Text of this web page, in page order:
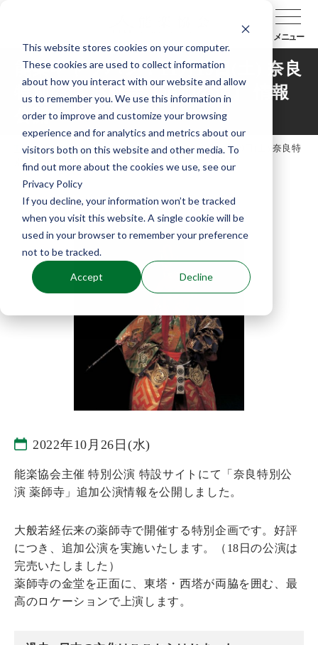
This website stores cookies on your computer.
These cookies are used to collect information
about how you interact with our website and allow
us to remember you. We use this information in
order to improve and customize your browsing
experience and for analytics and metrics about our
visitors both on this website and other media. To
find out more about the cookies we use, see our
Privacy Policy
If you decline, your information won’t be tracked
when you visit this website. A single cookie will be
used in your browser to remember your preference
not to be tracked.
Accept Decline
メニュー
能楽キャラバン！11月19日(土) 奈良
特別公演 薬師寺【追加公演】 情報
公開
TOP お知らせ
能楽キャラバン！11月19日(土) 奈良特
別公演 薬師寺【追加公演】 情報公開
2022年10月26日(水)
能楽協会主催 特別公演 特設サイトにて「奈良特別公
演 薬師寺」追加公演情報を公開しました。
大般若経伝来の薬師寺で開催する特別企画です。好評
につき、追加公演を実施いたします。（18日の公演は
完売いたしました）
薬師寺の金堂を正面に、東塔・西塔が両脇を囲む、最
高のロケーションで上演します。